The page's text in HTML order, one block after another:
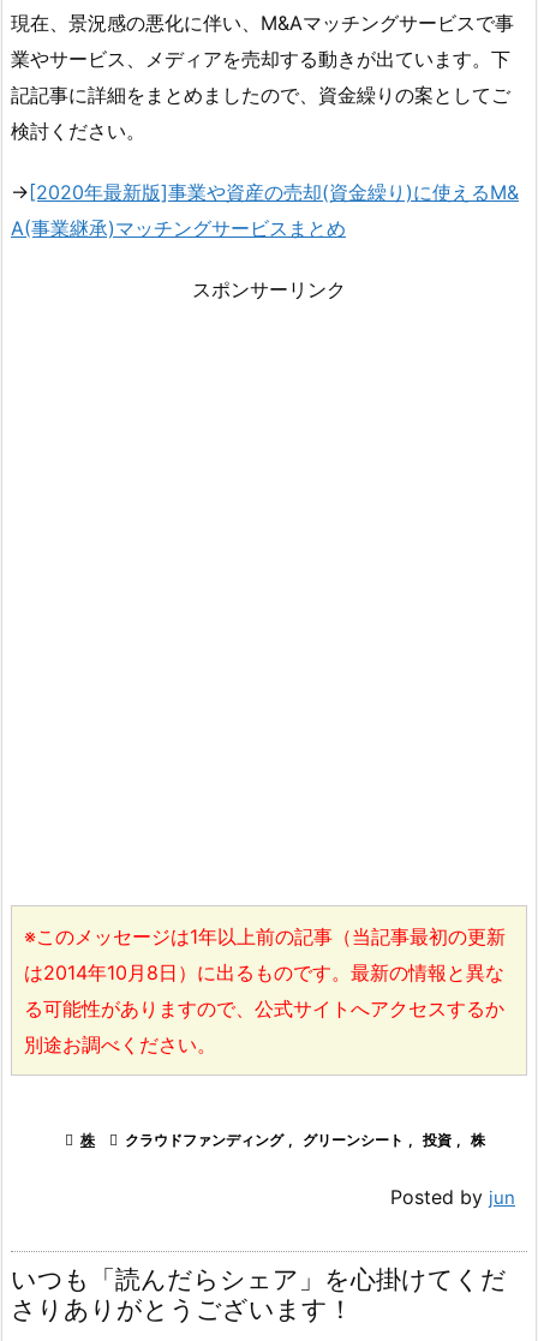
現在、景況感の悪化に伴い、M&Aマッチングサービスで事
業やサービス、メディアを売却する動きが出ています。下
記記事に詳細をまとめましたので、資金繰りの案としてご
検討ください。
→[2020年最新版]事業や資産の売却(資金繰り)に使えるM&
A(事業継承)マッチングサービスまとめ
スポンサーリンク
※このメッセージは1年以上前の記事（当記事最初の更新
は2014年10月8日）に出るものです。最新の情報と異な
る可能性がありますので、公式サイトへアクセスするか
別途お調べください。
 株  クラウドファンディング , グリーンシート , 投資 , 株
Posted by jun
いつも「読んだらシェア」を心掛けてくだ
さりありがとうございます！